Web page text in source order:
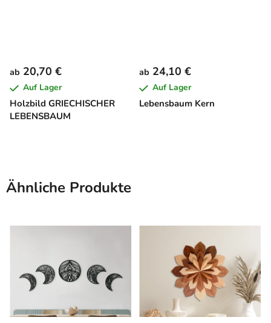
Holzbild GRIECHISCHER
LEBENSBAUM
ab 20,70 €
Auf Lager
Lebensbaum Kern
ab 24,10 €
Auf Lager
Ähnliche Produkte